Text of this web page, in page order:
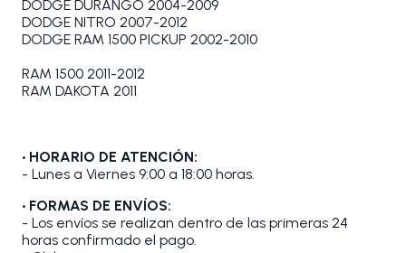
DODGE DURANGO 2004-2009
DODGE NITRO 2007-2012
DODGE RAM 1500 PICKUP 2002-2010
RAM 1500 2011-2012
RAM DAKOTA 2011
• HORARIO DE ATENCIÓN:
- Lunes a Viernes 9:00 a 18:00 horas.
• FORMAS DE ENVÍOS:
- Los envíos se realizan dentro de las primeras 24
horas confirmado el pago.